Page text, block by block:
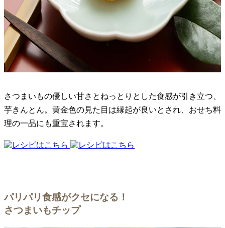
さつまいもの優しい甘さとねっとりとした食感が引き立つ、
芋きんとん。黄金色の見た目は縁起が良いとされ、おせち料
理の一品にも重宝されます。
パリパリ食感がクセになる！
さつまいもチップ